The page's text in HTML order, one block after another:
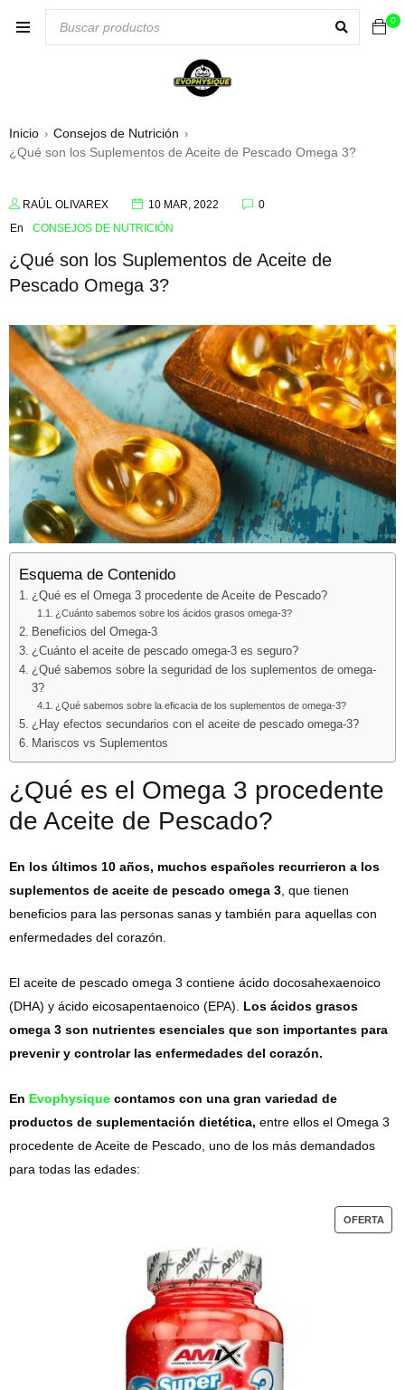
0
Inicio › Consejos de Nutrición ›
¿Qué son los Suplementos de Aceite de Pescado Omega 3?
RAÚL OLIVAREX 10 MAR, 2022
0
En
CONSEJOS DE NUTRICIÓN
¿Qué son los Suplementos de Aceite de
Pescado Omega 3?
Esquema de Contenido
¿Qué es el Omega 3 procedente de Aceite de Pescado?
¿Cuánto sabemos sobre los ácidos grasos omega-3?
Beneficios del Omega-3
¿Cuánto el aceite de pescado omega-3 es seguro?
¿Qué sabemos sobre la seguridad de los suplementos de omega-
3?
¿Qué sabemos sobre la eficacia de los suplementos de omega-3?
¿Hay efectos secundarios con el aceite de pescado omega-3?
Mariscos vs Suplementos
¿Qué es el Omega 3 procedente
de Aceite de Pescado?
En los últimos 10 años, muchos españoles recurrieron a los
suplementos de aceite de pescado omega 3, que tienen
beneficios para las personas sanas y también para aquellas con
enfermedades del corazón.
El aceite de pescado omega 3 contiene ácido docosahexaenoico
(DHA) y ácido eicosapentaenoico (EPA). Los ácidos grasos
omega 3 son nutrientes esenciales que son importantes para
prevenir y controlar las enfermedades del corazón.
En Evophysique contamos con una gran variedad de
productos de suplementación dietética, entre ellos el Omega 3
procedente de Aceite de Pescado, uno de los más demandados
para todas las edades:
OFERTA